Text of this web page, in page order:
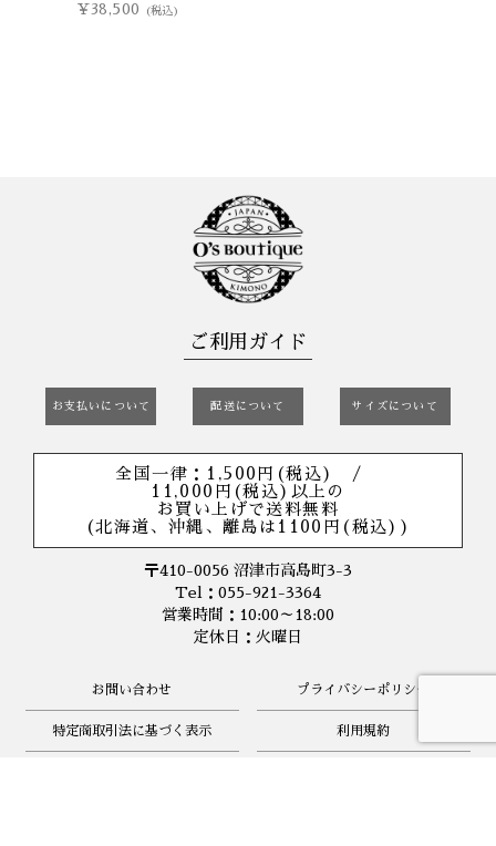
¥38,500 (税込)
ご利用ガイド
お支払いについて 配送について サイズについて
全国一律：1,500円(税込) /
11,000円(税込)以上の
お買い上げで送料無料
(北海道、沖縄、離島は1100円(税込))
〒410-0056 沼津市高島町3-3
Tel：055-921-3364
営業時間：10:00～18:00
定休日：火曜日
お問い合わせ プライバシーポリシー
特定商取引法に基づく表示 利用規約